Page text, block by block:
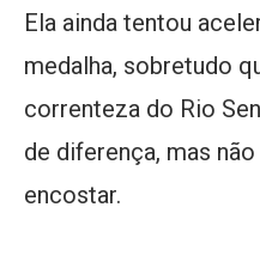
Ela ainda tentou
medalha, sobretudo
correnteza do Rio
de diferença, mas
encostar.